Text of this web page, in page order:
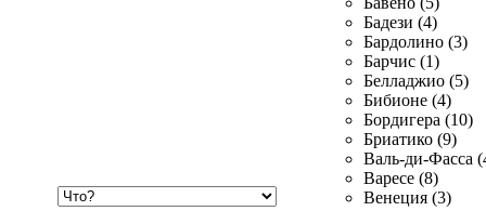
Бадези (4)
Бардолино (3)
Барчис (1)
Белладжио (5)
Бибионе (4)
Бордигера (10)
Бриатико (9)
Валь-ди-Фасса
Варесе (8)
Венеция (3)